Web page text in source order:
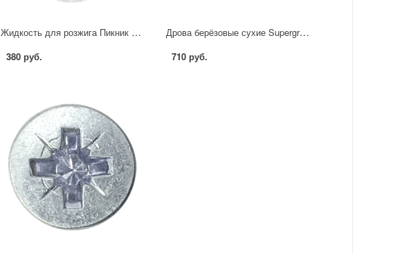
Жидкость для розжига Пикник 1 л
380 руб.
Дрова берёзовые сухие Supergrill 10 кг
710 руб.